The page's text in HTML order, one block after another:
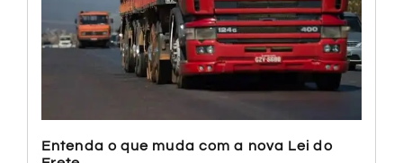
Entenda o que muda com a nova Lei do